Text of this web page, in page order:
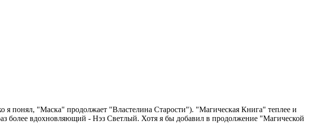
понял, "Маска" продолжает "Властелина Старости"). "Магическая Книга" теплее и
более вдохновляющий - Нэз Светлый. Хотя я бы добавил в продолжение "Магической